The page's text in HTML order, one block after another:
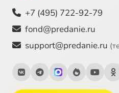
+7 (495) 722-92-79
fond@predanie.ru
support@predanie.ru